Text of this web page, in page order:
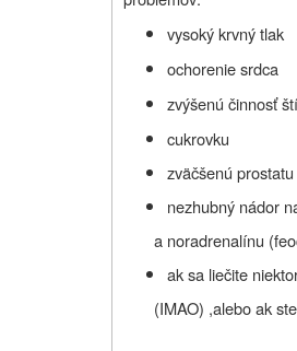
vysoký krvný tlak
ochorenie srdca
zvýšenú činnosť
cukrovku
zväčšenú
nezhubný nádor
a noradrenalínu
ak sa liečite
(IMAO) ,alebo ak